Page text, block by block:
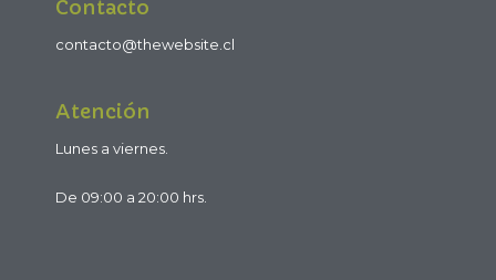
Contacto
contacto@thewebsite.cl
Atención
Lunes a viernes.
De 09:00 a 20:00 hrs.